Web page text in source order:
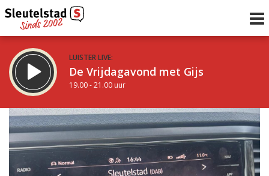
LUISTER LIVE:
De Vrijdagavond met Gijs
19.00 - 21.00 uur
STRAKS:
De avond van Sleutelstad
21.00 - 0.00 uur
Vorig uur
uur 1 van 0 Volgend uur